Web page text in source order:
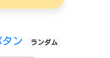
タン ランダム